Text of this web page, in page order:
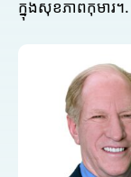
ក្នុងសុខភាពកុមារ។.